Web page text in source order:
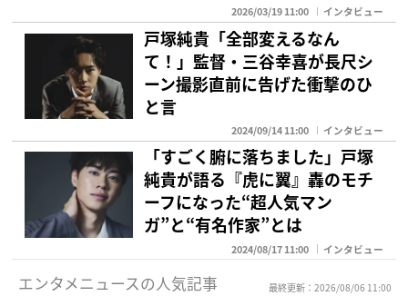
2026/03/19 11:00 インタビュー
戸塚純貴「全部変えるなん
て！」監督・三谷幸喜が長尺シ
ーン撮影直前に告げた衝撃のひ
と言
2024/09/14 11:00 インタビュー
「すごく腑に落ちました」戸塚
純貴が語る『虎に翼』轟のモチ
ーフになった“超人気マン
ガ”と“有名作家”とは
2024/08/17 11:00 インタビュー
エンタメニュースの人気記事 最終更新：2026/08/06 11:00